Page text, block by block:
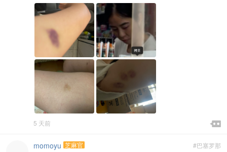

5 天前 
#巴塞罗那
momoyu 芝麻官